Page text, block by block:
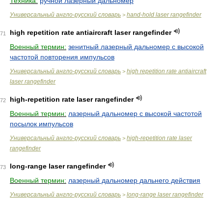
Универсальный англо-русский словарь > hand-hold laser rangefinder
71
high repetition rate antiaircraft laser rangefinder
Военный термин: зенитный лазерный дальномер с высокой
частотой повторения импульсов
Универсальный англо-русский словарь > high repetition rate antiaircraft
laser rangefinder
72
high-repetition rate laser rangefinder
Военный термин: лазерный дальномер с высокой частотой
посылок импульсов
Универсальный англо-русский словарь > high-repetition rate laser
rangefinder
73
long-range laser rangefinder
Военный термин: лазерный дальномер дальнего действия
Универсальный англо-русский словарь > long-range laser rangefinder